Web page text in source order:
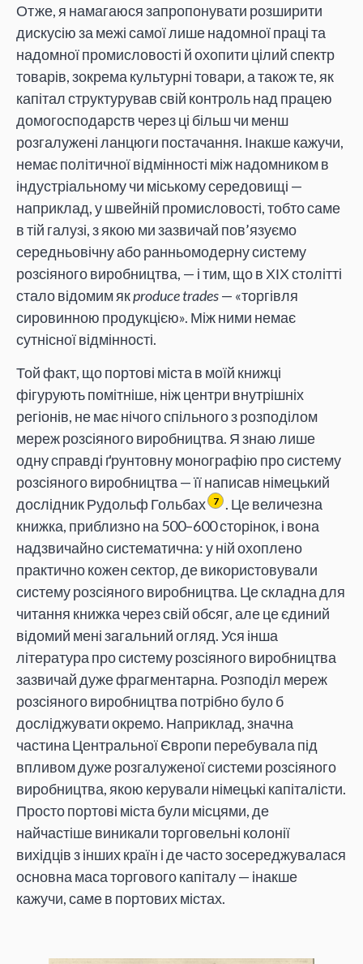
Отже, я намагаюся запропонувати розширити
дискусію за межі самої лише надомної праці та
надомної промисловості й охопити цілий спектр
товарів, зокрема культурні товари, а також те, як
капітал структурував свій контроль над працею
домогосподарств через ці більш чи менш
розгалужені ланцюги постачання. Інакше кажучи,
немає політичної відмінності між надомником в
індустріальному чи міському середовищі —
наприклад, у швейній промисловості, тобто саме
в тій галузі, з якою ми зазвичай пов’язуємо
середньовічну або ранньомодерну систему
розсіяного виробництва, — і тим, що в ХІХ столітті
стало відомим якproduce trades— «торгівля
сировинною продукцією». Між ними немає
сутнісної відмінності.
Той факт, що портові міста в моїй книжці
фігурують помітніше, ніж центри внутрішніх
регіонів, не має нічого спільного з розподілом
мереж розсіяного виробництва. Я знаю лише
одну справді ґрунтовну монографію про систему
розсіяного виробництва — її написав німецький
дослідник Рудольф Гольбах
7
. Це величезна
книжка, приблизно на 500–600 сторінок, і вона
надзвичайно систематична: у ній охоплено
практично кожен сектор, де використовували
систему розсіяного виробництва. Це складна для
читання книжка через свій обсяг, але це єдиний
відомий мені загальний огляд. Уся інша
література про систему розсіяного виробництва
зазвичай дуже фрагментарна. Розподіл мереж
розсіяного виробництва потрібно було б
досліджувати окремо. Наприклад, значна
частина Центральної Європи перебувала під
впливом дуже розгалуженої системи розсіяного
виробництва, якою керували німецькі капіталісти.
Просто портові міста були місцями, де
найчастіше виникали торговельні колонії
вихідців з інших країн і де часто зосереджувалася
основна маса торгового капіталу — інакше
кажучи, саме в портових містах.